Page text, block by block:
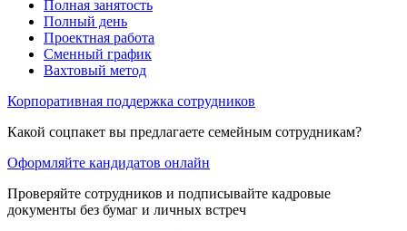
Полная занятость
Полный день
Проектная работа
Сменный график
Вахтовый метод
Корпоративная поддержка сотрудников
Какой соцпакет вы предлагаете семейным сотрудникам?
Оформляйте кандидатов онлайн
Проверяйте сотрудников и подписывайте кадровые
документы без бумаг и личных встреч